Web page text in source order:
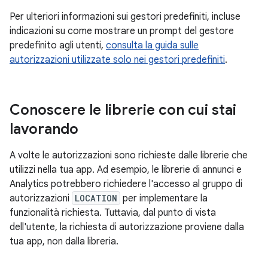
Per ulteriori informazioni sui gestori predefiniti, incluse
indicazioni su come mostrare un prompt del gestore
predefinito agli utenti, consulta la guida sulle
autorizzazioni utilizzate solo nei gestori predefiniti.
Conoscere le librerie con cui stai
lavorando
A volte le autorizzazioni sono richieste dalle librerie che
utilizzi nella tua app. Ad esempio, le librerie di annunci e
Analytics potrebbero richiedere l'accesso al gruppo di
autorizzazioni LOCATION per implementare la
funzionalità richiesta. Tuttavia, dal punto di vista
dell'utente, la richiesta di autorizzazione proviene dalla
tua app, non dalla libreria.